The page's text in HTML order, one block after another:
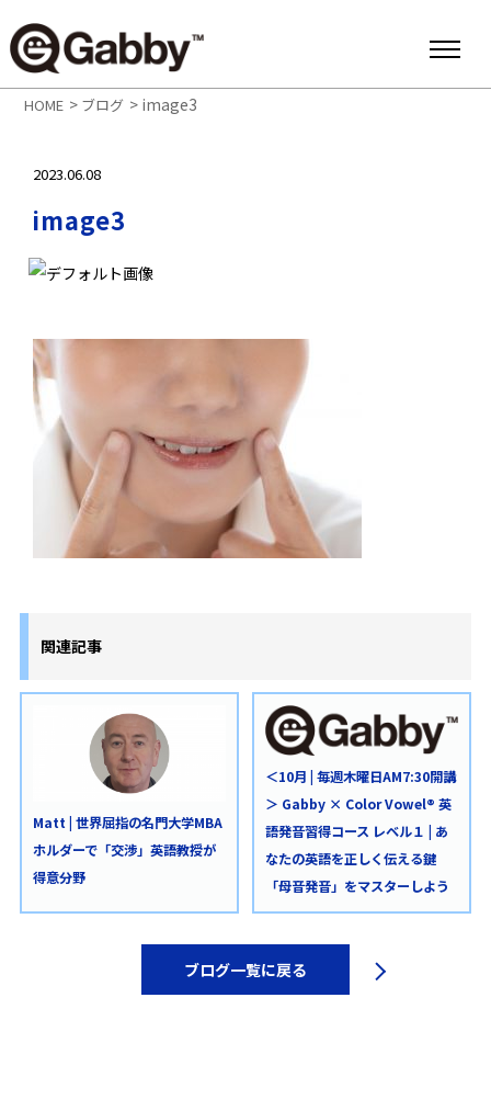
HOME > ブログ > image3
2023.06.08
image3
関連記事
Matt | 世界屈指の名門大学MBA
ホルダーで「交渉」英語教授が
得意分野
＜10月 | 毎週木曜日AM7:30開講
＞ Gabby × Color Vowel® 英
語発音習得コース レベル１ | あ
なたの英語を正しく伝える鍵
「母音発音」をマスターしよう
ブログ一覧に戻る